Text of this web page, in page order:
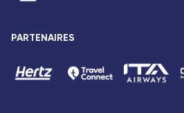
Plan du site
Gestion des cookies
Vols Paris Cotonou
PARTENAIRES